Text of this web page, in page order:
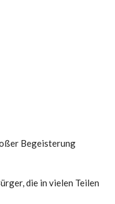
Begeisterung
die in vielen Teilen